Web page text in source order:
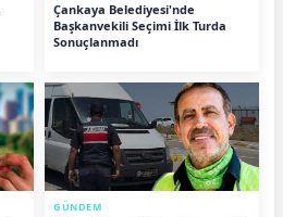
Çankaya Belediyesi'nde
Başkanvekili Seçimi İlk Turda
Sonuçlanmadı
GÜNDEM